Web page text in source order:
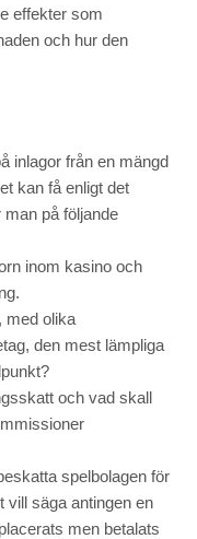
effekter som
och hur den
inlagor från en mängd
kan få enligt det
på följande
inom kasino och
med olika
den mest lämpliga
och vad skall
spelbolagen för
vill säga antingen en
men betalats